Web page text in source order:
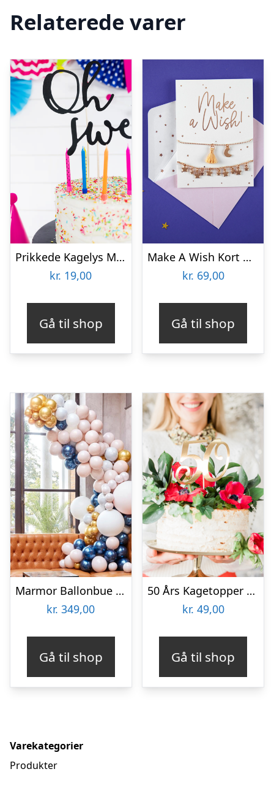
Relaterede varer
Prikkede Kagelys Multifarvet
kr. 19,00
Gå til shop
Make A Wish Kort Med Armbånd
kr. 69,00
Gå til shop
Marmor Ballonbue DIY Grå/Guld
kr. 349,00
Gå til shop
50 Års Kagetopper Guld
kr. 49,00
Gå til shop
Varekategorier
Produkter